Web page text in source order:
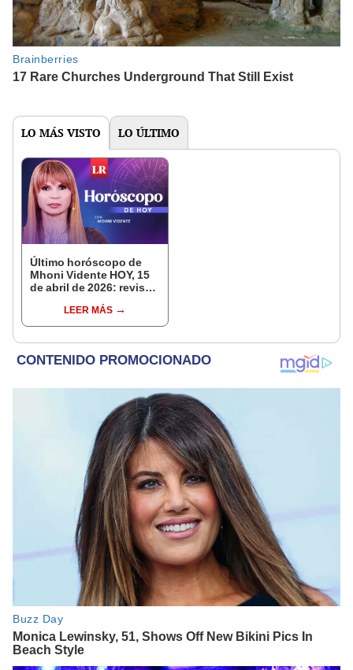
LO MÁS VISTO LO ÚLTIMO
Último horóscopo de
Mhoni Vidente HOY, 15
de abril de 2026: revisa
signo y entérate si te
espera un día
LEER MÁS